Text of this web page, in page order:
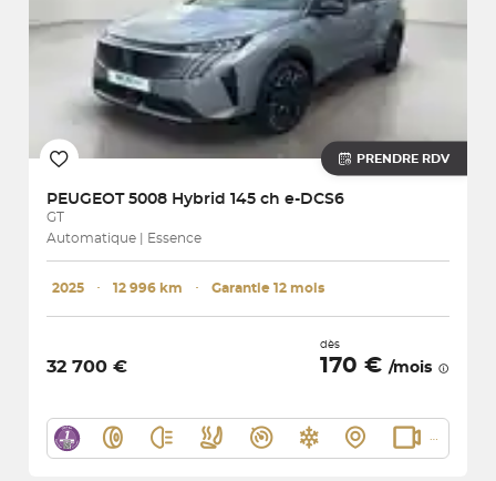
PRENDRE RDV
PEUGEOT 5008 Hybrid 145 ch e-DCS6
GT
Automatique | Essence
2025 ･ 12 996 km ･ Garantie 12 mois
32 700 €
dès
170 € /mois